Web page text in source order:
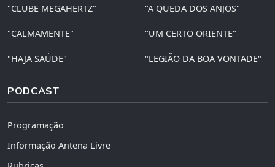
"CLUBE MEGAHERTZ" "A QUEDA DOS ANJOS"
"CALMAMENTE" "UM CERTO ORIENTE"
"HAJA SAÚDE" "LEGIÃO DA BOA VONTADE"
PODCAST
Programação
Informação Antena Livre